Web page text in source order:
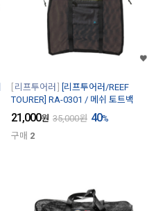
리프투어러
[리프투어러/REEF
TOURER] RA-0301 / 메쉬 토트백
21,000원 35,000원 40%
구매 2